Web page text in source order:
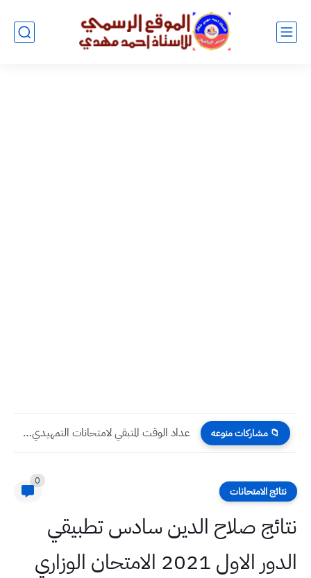
📁 مشاركات منوعه عداد الوقت المتبقي لامتحانات التمهيدي 2026 الصف السادس الادبي
نتائج الامتحانات
0
نتائج صلاح الدين سادس تطبيقي
الدور الاول 2021 الامتحان الوزاري